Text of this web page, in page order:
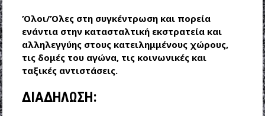
Όλοι/Όλες στη συγκέντρωση και πορεία
ενάντια στην κατασταλτική εκστρατεία και
αλληλεγγύης στους κατειλημμένους χώρους,
τις δομές του αγώνα, τις κοινωνικές και
ταξικές αντιστάσεις.
ΔΙΑΔΗΛΩΣΗ: